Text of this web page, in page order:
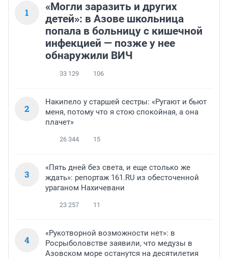
1
«Могли заразить и других
детей»: в Азове школьница
попала в больницу с кишечной
инфекцией — позже у нее
обнаружили ВИЧ
33 129 106
2
Накипело у старшей сестры: «Ругают и бьют
меня, потому что я стою спокойная, а она
плачет»
26 344 15
3
«Пять дней без света, и еще столько же
ждать»: репортаж 161.RU из обесточенной
ураганом Нахичевани
23 257 11
4
«Рукотворной возможности нет»: в
Росрыболовстве заявили, что медузы в
Азовском море останутся на десятилетия